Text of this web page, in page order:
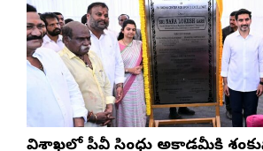
విశాఖలో పీవీ సింధు అకాడమీకి